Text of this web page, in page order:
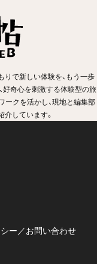
りで新しい体験を、もう一歩
好奇心を刺激する体験型の旅
ークを活かし、現地と編集部
しています。
ー／お問い合わせ